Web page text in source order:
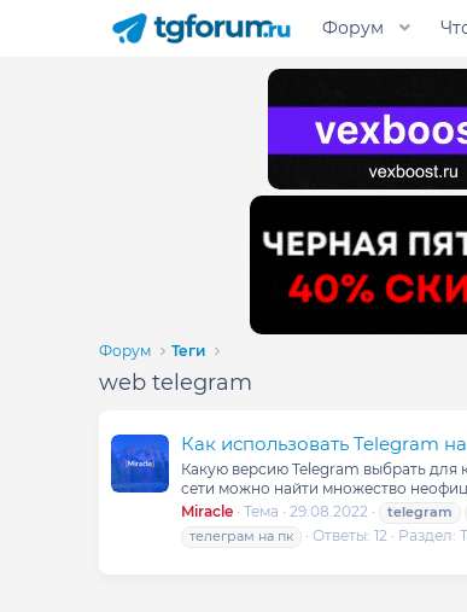
Форум
Форум Теги
web telegram
Как использовать Telegram
Какую версию Telegram выбрать для
сети можно найти множество
Miracle Тема 29.08.2022 telegram
телеграм на пк
Ответы: 12 Раздел: